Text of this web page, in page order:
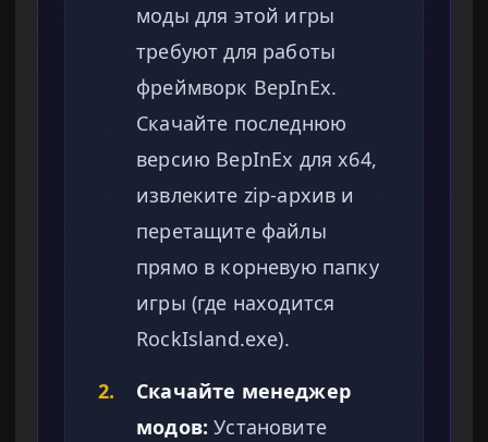
моды для этой игры
требуют для работы
фреймворк BepInEx.
Скачайте последнюю
версию BepInEx для x64,
извлеките zip-архив и
перетащите файлы
прямо в корневую папку
игры (где находится
RockIsland.exe).
2.
Скачайте менеджер
модов: Установите